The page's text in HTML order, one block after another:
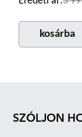
kosárba
SZÓLJON